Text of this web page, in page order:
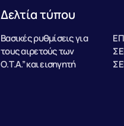
Δελτία τύπου
Βασικές ρυθμίσεις για
τους αιρετούς των
Ο.Τ.Α.” και εισηγητή